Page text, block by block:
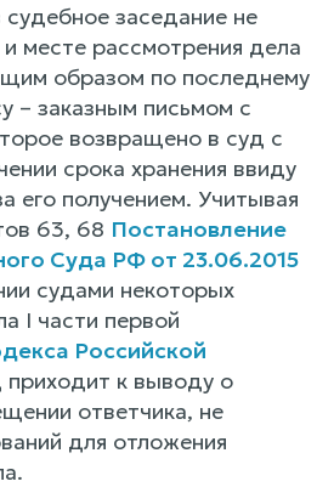
заседание не
месте рассмотрения дела
образом по последнему
– заказным письмом с
возвращено в суд с
срока хранения ввиду
его получением. Учитывая
63, 68 Постановление
Суда РФ от 23.06.2015
судами некоторых
I части первой
Российской
приходит к выводу о
ответчика, не
для отложения